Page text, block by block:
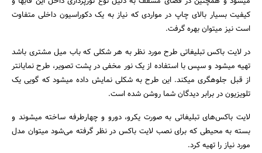
جستجو
کیفیت بسیار بالای چاپ در مواردی که نیاز به یک دکوراسیون داخلی متفاوت
است نیز می‎توان بهره گرفت.
در لایت باکس تبلیغاتی طرح مورد نظر به هر شکلی که باب میل مشتری باشد
تهیه می‎شود و سپس با استفاده از یک نور مخفی در پشت تصویر، طرح نمایان‎تر
از قبل جلوه‎گری می‎کند. این طرح به شکلی نمایش داده می‎شود که گویی یک
تلویزیون در برابر دیدگان شما روشن شده است.
لایت باکس‌های تبلیغاتی به صورت یک‎رو، دو‎رو و چهار‎طرفه ساخته می‎شوند و
بسته به محیطی که برای نصب لایت باکس در نظر گرفته می‌شود می‎توان مدل
مورد نیاز را تهیه کرد.